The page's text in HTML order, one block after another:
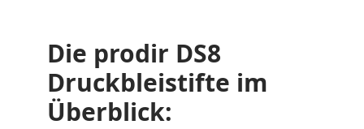
Die prodir DS8
Druckbleistifte im
Überblick: